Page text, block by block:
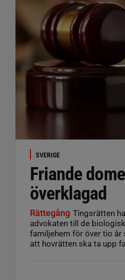
SVERIGE
Friande
överklagad
Rättegång Tingsrätten
advokaten till de
familjehem för över tio år
att hovrätten ska ta upp